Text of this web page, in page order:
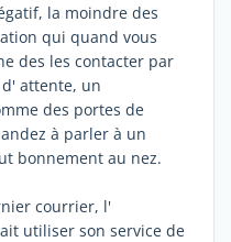
la moindre des
qui quand vous
des les contacter par
attente, un
des portes de
à parler à un
bonnement au nez.
courrier, l'
utiliser son service de